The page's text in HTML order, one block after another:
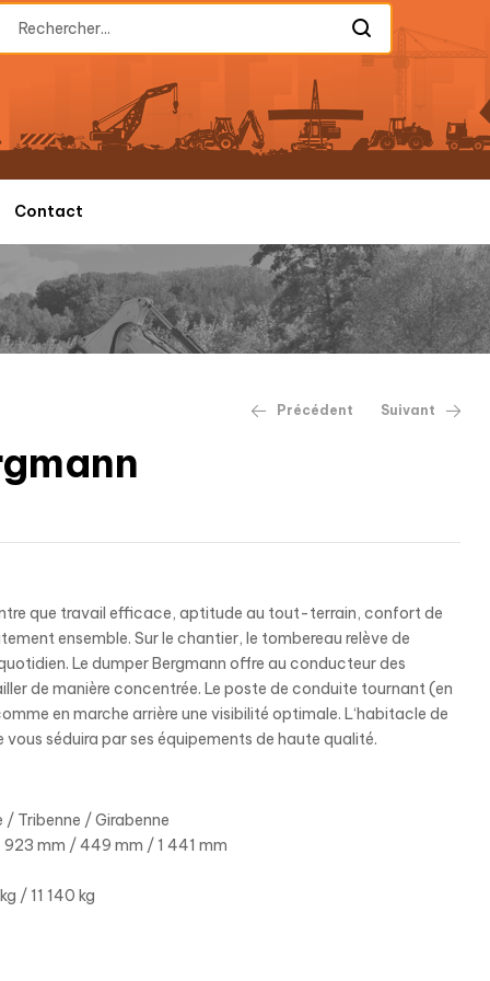
Contact
Précédent Suivant
que travail efficace, aptitude au tout-terrain, confort de
ensemble. Sur le chantier, le tombereau relève de
Le dumper Bergmann offre au conducteur des
de manière concentrée. Le poste de conduite tournant (en
en marche arrière une visibilité optimale. L‘habitacle de
séduira par ses équipements de haute qualité.
/ Tribenne / Girabenne
923 mm / 449 mm / 1 441 mm
/ 11 140 kg